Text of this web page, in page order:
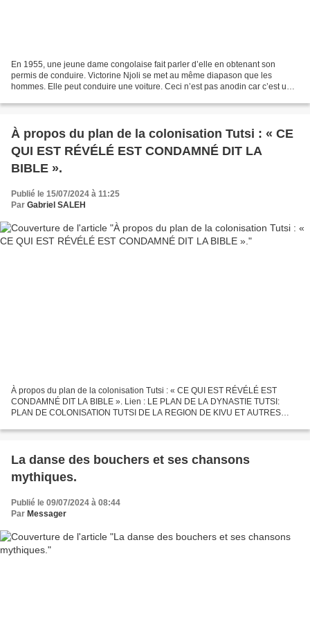
En 1955, une jeune dame congolaise fait parler d’elle en obtenant son
permis de conduire. Victorine Njoli se met au même diapason que les
hommes. Elle peut conduire une voiture. Ceci n’est pas anodin car c’est une
À propos du plan de la colonisation Tutsi : « CE
QUI EST RÉVÉLÉ EST CONDAMNÉ DIT LA
BIBLE ».
Publié le 15/07/2024 à 11:25
Par Gabriel SALEH
À propos du plan de la colonisation Tutsi : « CE QUI EST RÉVÉLÉ EST
CONDAMNÉ DIT LA BIBLE ». Lien : LE PLAN DE LA DYNASTIE TUTSI:
PLAN DE COLONISATION TUTSI DE LA REGION DE KIVU ET AUTRES
Grandes...
La danse des bouchers et ses chansons
mythiques.
Publié le 09/07/2024 à 08:44
Par Messager